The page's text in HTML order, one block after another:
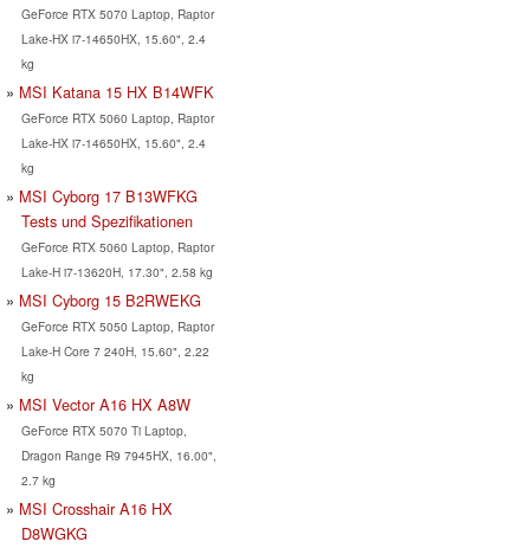
GeForce RTX 5070 Laptop, Raptor
Lake-HX i7-14650HX, 15.60", 2.4
kg
MSI Katana 15 HX B14WFK
GeForce RTX 5060 Laptop, Raptor
Lake-HX i7-14650HX, 15.60", 2.4
kg
MSI Cyborg 17 B13WFKG
Tests und Spezifikationen
GeForce RTX 5060 Laptop, Raptor
Lake-H i7-13620H, 17.30", 2.58 kg
MSI Cyborg 15 B2RWEKG
GeForce RTX 5050 Laptop, Raptor
Lake-H Core 7 240H, 15.60", 2.22
kg
MSI Vector A16 HX A8W
GeForce RTX 5070 Ti Laptop,
Dragon Range R9 7945HX, 16.00",
2.7 kg
MSI Crosshair A16 HX
D8WGKG